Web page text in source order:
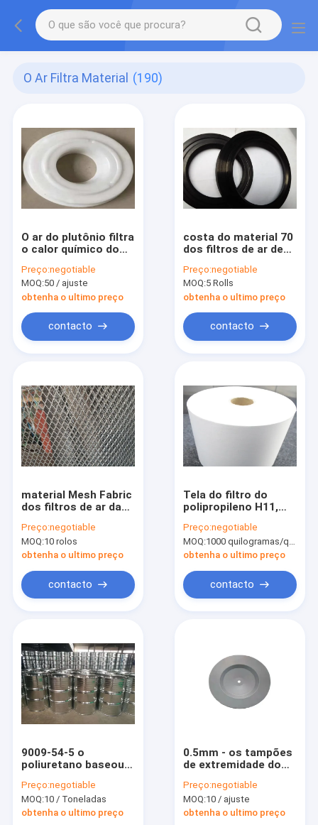
O Ar Filtra Material (190)
O ar do plutônio filtra
o calor químico do
filtro -
139mm*114mm
tratado
Preço:negotiable
MOQ:50 / ajuste
obtenha o ultimo preço
contacto
costa do material 70
dos filtros de ar de
AS568 de um selo do
plutônio
Preço:negotiable
MOQ:5 Rolls
obtenha o ultimo preço
contacto
material Mesh Fabric
dos filtros de ar da
de 0.6mm 1M * 20
M/Roll
Preço:negotiable
MOQ:10 rolos
obtenha o ultimo preço
contacto
Tela do filtro do
polipropileno H11,
animal de estimação
H14 para o filtro de
HEPA
Preço:negotiable
MOQ:1000 quilogramas/quilogramas (Mínimo Ordem)
obtenha o ultimo preço
contacto
9009-54-5 o
poliuretano baseou o
dois componentes
para o purificador do
ar
Preço:negotiable
MOQ:10 / Toneladas
obtenha o ultimo preço
0.5mm - os tampões
de extremidade do
tomam as
impressões digitais
resistente
Preço:negotiable
MOQ:10 / ajuste
obtenha o ultimo preço